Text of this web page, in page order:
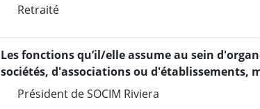
Retraité
Les fonctions qu’il/elle assume au sein
sociétés, d'associations ou d'établissements,
Président de SOCIM Riviera